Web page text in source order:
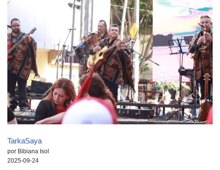
TarkaSaya
por Bibiana Isol
2025-09-24